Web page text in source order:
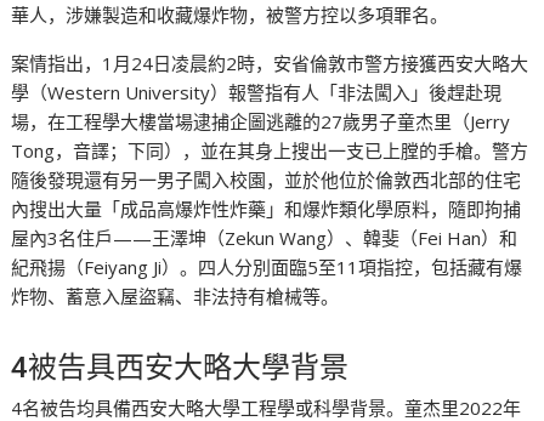
華人，涉嫌製造和收藏爆炸物，被警方控以多項罪名。
案情指出，1月24日凌晨約2時，安省倫敦市警方接獲西安大略大
學（Western University）報警指有人「非法闖入」後趕赴現
場，在工程學大樓當場逮捕企圖逃離的27歲男子童杰里（Jerry
Tong，音譯；下同），並在其身上搜出一支已上膛的手槍。警方
隨後發現還有另一男子闖入校園，並於他位於倫敦西北部的住宅
內搜出大量「成品高爆炸性炸藥」和爆炸類化學原料，隨即拘捕
屋內3名住戶——王澤坤（Zekun Wang）、韓斐（Fei Han）和
紀飛揚（Feiyang Ji）。四人分別面臨5至11項指控，包括藏有爆
炸物、蓄意入屋盜竊、非法持有槍械等。
4被告具西安大略大學背景
4名被告均具備西安大略大學工程學或科學背景。童杰里2022年